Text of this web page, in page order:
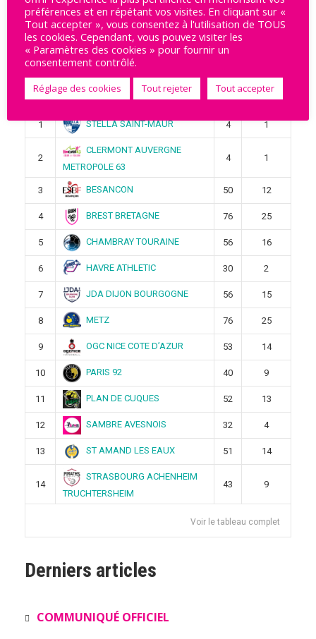
Rechercher
Ligue Butagaz 2025-2026
Pos Équipe Pts Victoires
1 STELLA SAINT-MAUR 4 1
2
CLERMONT AUVERGNE
METROPOLE 63
4 1
3 BESANCON 50 12
4 BREST BRETAGNE 76 25
5 CHAMBRAY TOURAINE 56 16
6 HAVRE ATHLETIC 30 2
7 JDA DIJON BOURGOGNE 56 15
8 METZ 76 25
9 OGC NICE COTE D’AZUR 53 14
10 PARIS 92 40 9
11 PLAN DE CUQUES 52 13
12 SAMBRE AVESNOIS 32 4
13 ST AMAND LES EAUX 51 14
14
STRASBOURG ACHENHEIM
TRUCHTERSHEIM
43 9
Voir le tableau complet
Derniers articles
COMMUNIQUÉ OFFICIEL
préférences et en répétant vos visites. En cliquant sur «
Tout accepter », vous consentez à l'utilisation de TOUS
les cookies. Cependant, vous pouvez visiter les
« Paramètres des cookies » pour fournir un
consentement contrôlé.
Réglage des cookies Tout rejeter Tout accepter